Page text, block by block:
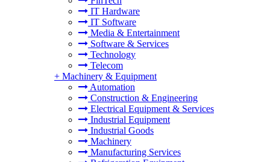
IT Hardware
IT Software
Media & Entertainment
Software & Services
Technology
Telecom
+ Machinery & Equipment
Automation
Construction & Engineering
Electrical Equipment & Services
Industrial Equipment
Industrial Goods
Machinery
Manufacturing Services